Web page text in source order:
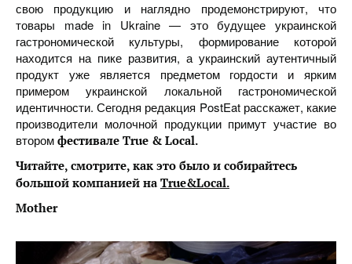
свою продукцию и наглядно продемонстрируют, что
товары made in Ukraine — это будущее украинской
гастрономической культуры, формирование которой
находится на пике развития, а украинский аутентичный
продукт уже является предметом гордости и ярким
примером украинской локальной гастрономической
идентичности. Сегодня редакция PostEat расскажет, какие
производители молочной продукции примут участие во
втором фестивале True & Local.
Читайте, смотрите, как это было и собирайтесь
большой компанией наTrue&Local.
Mother